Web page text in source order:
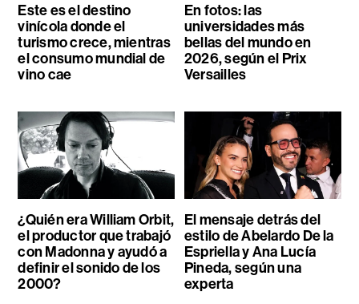
Este es el destino
vinícola donde el
turismo crece, mientras
el consumo mundial de
vino cae
En fotos: las
universidades más
bellas del mundo en
2026, según el Prix
Versailles
¿Quién era William Orbit,
el productor que trabajó
con Madonna y ayudó a
definir el sonido de los
2000?
El mensaje detrás del
estilo de Abelardo De la
Espriella y Ana Lucía
Pineda, según una
experta